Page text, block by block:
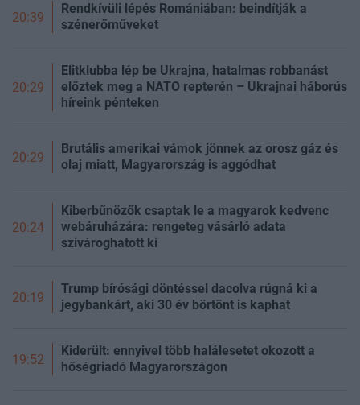
20:39
Rendkívüli lépés Romániában: beindítják a
szénerőműveket
20:29
Elitklubba lép be Ukrajna, hatalmas robbanást
előztek meg a NATO repterén – Ukrajnai háborús
híreink pénteken
20:29
Brutális amerikai vámok jönnek az orosz gáz és
olaj miatt, Magyarország is aggódhat
20:24
Kiberbűnözők csaptak le a magyarok kedvenc
webáruházára: rengeteg vásárló adata
szivároghatott ki
20:19
Trump bírósági döntéssel dacolva rúgná ki a
jegybankárt, aki 30 év börtönt is kaphat
19:52
Kiderült: ennyivel több halálesetet okozott a
hőségriadó Magyarországon